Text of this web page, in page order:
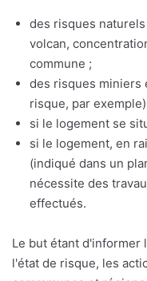
des risques
volcan,
commune ;
des risques miniers
risque, par
si le logement se
si le logement, en
(indiqué dans un
nécessite des
effectués.
Le but étant d'informer
l'état de risque, les